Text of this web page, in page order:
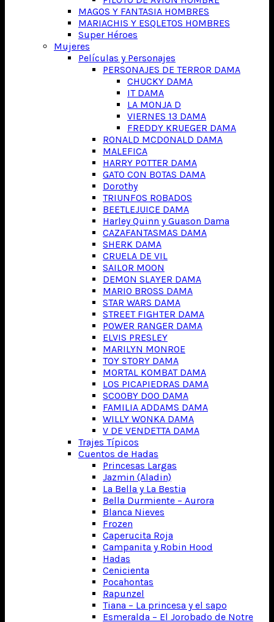
MAGOS Y FANTASIA HOMBRES
MARIACHIS Y ESQLETOS HOMBRES
Super Héroes
Mujeres
Películas y Personajes
PERSONAJES DE TERROR DAMA
CHUCKY DAMA
IT DAMA
LA MONJA D
VIERNES 13 DAMA
FREDDY KRUEGER DAMA
RONALD MCDONALD DAMA
MALEFICA
HARRY POTTER DAMA
GATO CON BOTAS DAMA
Dorothy
TRIUNFOS ROBADOS
BEETLEJUICE DAMA
Harley Quinn y Guason Dama
CAZAFANTASMAS DAMA
SHERK DAMA
CRUELA DE VIL
SAILOR MOON
DEMON SLAYER DAMA
MARIO BROSS DAMA
STAR WARS DAMA
STREET FIGHTER DAMA
POWER RANGER DAMA
ELVIS PRESLEY
MARILYN MONROE
TOY STORY DAMA
MORTAL KOMBAT DAMA
LOS PICAPIEDRAS DAMA
SCOOBY DOO DAMA
FAMILIA ADDAMS DAMA
WILLY WONKA DAMA
V DE VENDETTA DAMA
Trajes Típicos
Cuentos de Hadas
Princesas Largas
Jazmin (Aladin)
La Bella y La Bestia
Bella Durmiente – Aurora
Blanca Nieves
Frozen
Caperucita Roja
Campanita y Robin Hood
Hadas
Cenicienta
Pocahontas
Rapunzel
Tiana – La princesa y el sapo
Esmeralda – El Jorobado de Notre